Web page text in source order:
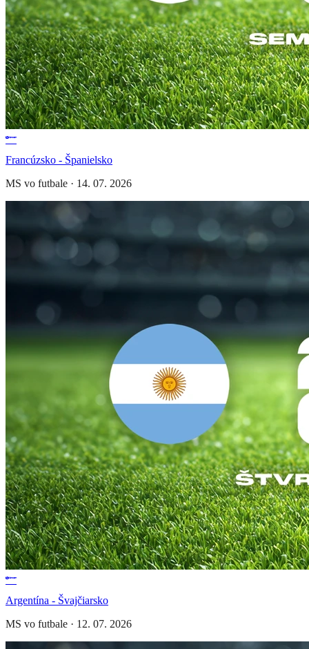
Francúzsko - Španielsko
MS vo futbale · 14. 07. 2026
Argentína - Švajčiarsko
MS vo futbale · 12. 07. 2026